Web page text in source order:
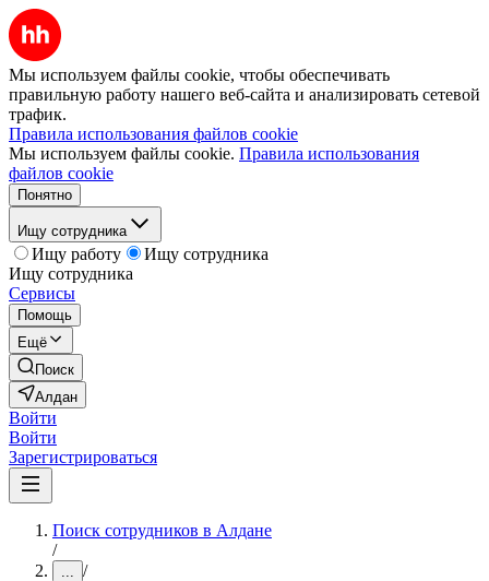
Мы используем файлы cookie, чтобы обеспечивать
правильную работу нашего веб-сайта и анализировать сетевой
трафик.
Правила использования файлов cookie
Мы используем файлы cookie. Правила использования
файлов cookie
Понятно
Ищу сотрудника
Ищу работу
Ищу сотрудника
Ищу сотрудника
Сервисы
Помощь
Ещё
Поиск
Алдан
Войти
Войти
Зарегистрироваться
Поиск сотрудников в Алдане
/
... /